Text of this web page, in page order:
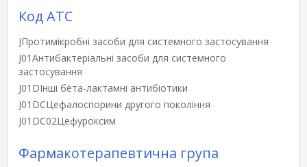
Код АТС
JПротимікробні засоби для системного застосування
J01Антибактеріальні засоби для системного
застосування
J01DІнші бета-лактамні антибіотики
J01DCЦефалоспорини другого покоління
J01DC02Цефуроксим
Фармакотерапевтична група